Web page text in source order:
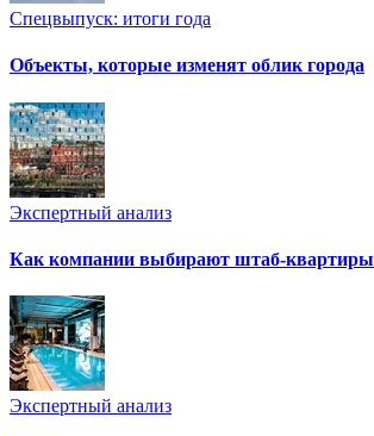
Спецвыпуск: итоги года
Объекты, которые изменят облик города
Экспертный анализ
Как компании выбирают штаб-квартиры
Экспертный анализ